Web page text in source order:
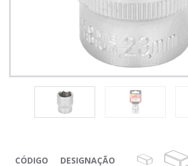
CÓDIGO DESIGNAÇÃO